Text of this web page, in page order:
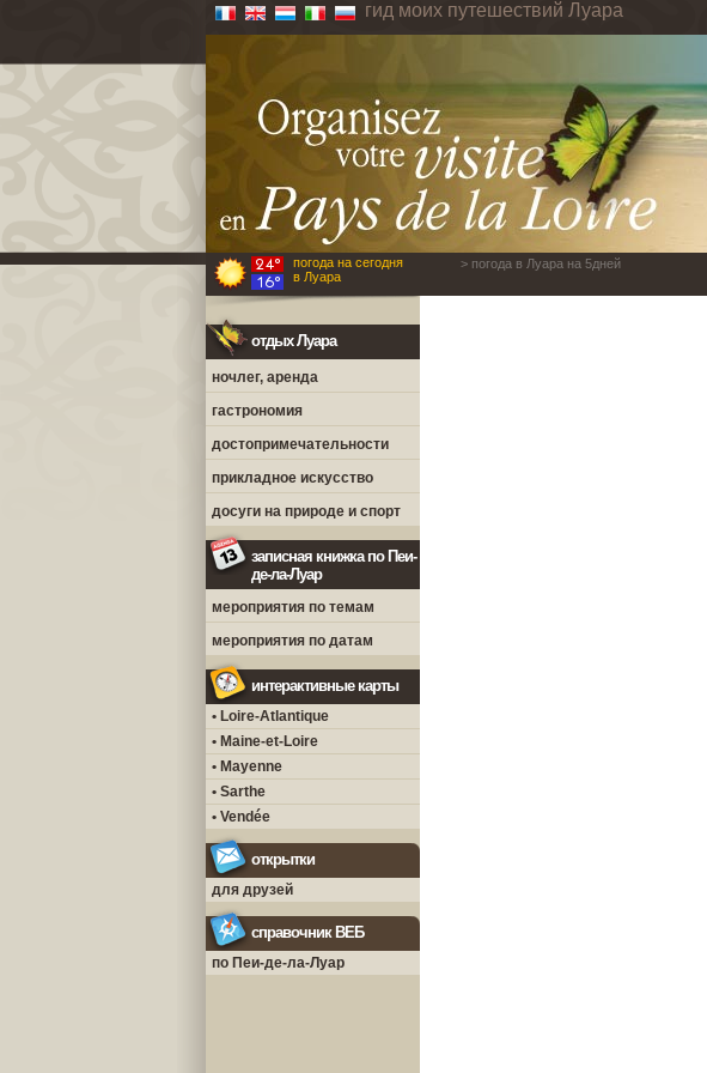
гид моих путешествий Луара
погода на сегодня
в Луара
> погода в Луара на 5дней
отдых Луара
ночлег, аренда
гастрономия
достопримечательности
прикладное искусство
досуги на природе и спорт
записная книжка по Пеи-
де-ла-Луар
мероприятия по темам
мероприятия по датам
интерактивные карты
• Loire-Atlantique
• Maine-et-Loire
• Mayenne
• Sarthe
• Vendée
открытки
для друзей
справочник ВЕБ
по Пеи-де-ла-Луар